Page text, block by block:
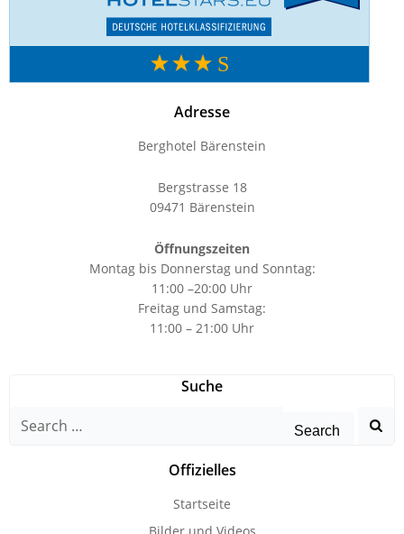
Adresse
Berghotel Bärenstein
Bergstrasse 18
09471 Bärenstein
Öffnungszeiten
Montag bis Donnerstag und Sonntag:
11:00 –20:00 Uhr
Freitag und Samstag:
11:00 – 21:00 Uhr
Suche
Search
Offizielles
Startseite